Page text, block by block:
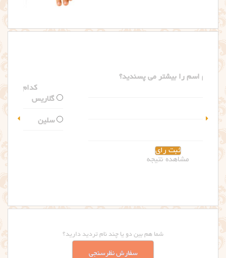
شما هم بین دو یا چند نام تردید دارید؟
سفارش نظرسنجی